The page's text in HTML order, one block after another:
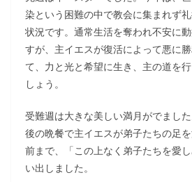
染という困難の中で教会に集まれず
状況です。通常生活を奪われ不安に
すが、主イエスが復活によって悪に
て、力と光と希望に生き、主の道を
しょう。
受難週は大きな美しい満月がでまし
後の晩餐で主イエスが弟子たちの足
前まで、「この上なく弟子たちを愛
い出しました。